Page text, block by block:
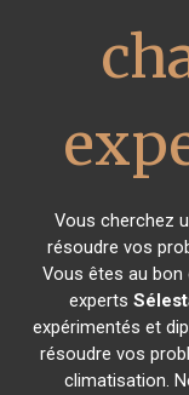
Vous cherchez
résoudre vos
Vous êtes au
experts
expérimentés et
résoudre vos
climatisation.